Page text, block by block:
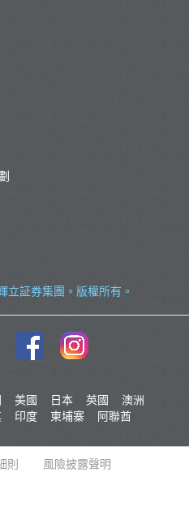
立証券集團 。版權所有。
美國 日本 英國
澳洲
印度 柬埔寨
阿聯酋
則
風險披露聲明